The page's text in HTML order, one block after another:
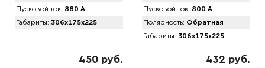
Пусковой ток: 880 А
Габариты: 306x175x225
450 руб.
Пусковой ток: 800 А
Полярность: Обратная
Габариты: 306x175x225
432 руб.